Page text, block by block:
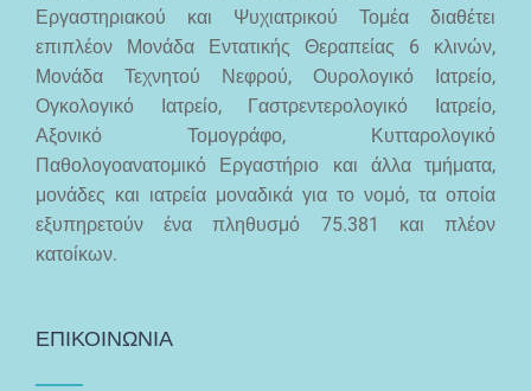
Εργαστηριακού και Ψυχιατρικού Τομέα διαθέτει
επιπλέον Μονάδα Εντατικής Θεραπείας 6 κλινών,
Μονάδα Τεχνητού Νεφρού, Ουρολογικό Ιατρείο,
Ογκολογικό Ιατρείο, Γαστρεντερολογικό Ιατρείο,
Αξονικό Τομογράφο, Κυτταρολογικό
Παθολογοανατομικό Εργαστήριο και άλλα τμήματα,
μονάδες και ιατρεία μοναδικά για το νομό, τα οποία
εξυπηρετούν ένα πληθυσμό 75.381 και πλέον
κατοίκων.
ΕΠΙΚΟΙΝΩΝΙΑ